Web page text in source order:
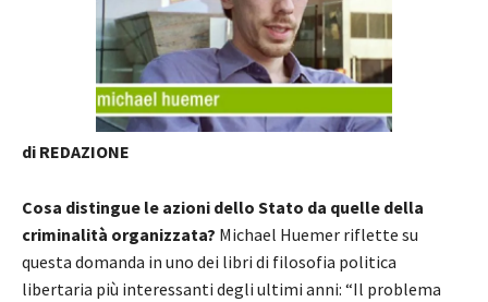
di REDAZIONE
Cosa distingue le azioni dello Stato da quelle della
criminalità organizzata? Michael Huemer riflette su
questa domanda in uno dei libri di filosofia politica
libertaria più interessanti degli ultimi anni: “Il problema